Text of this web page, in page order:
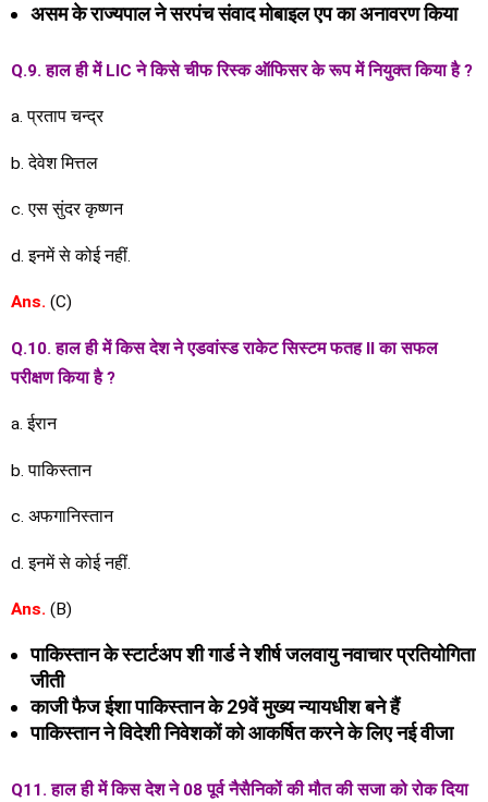
असम के राज्यपाल ने सरपंच संवाद मोबाइल एप का अनावरण किया
Q.9. हाल ही में LIC ने किसे चीफ रिस्क ऑफिसर के रूप में नियुक्त किया है ?
a. प्रताप चन्द्र
b. देवेश मित्तल
c. एस सुंदर कृष्णन
d. इनमें से कोई नहीं.
Ans. (C)
Q.10. हाल ही में किस देश ने एडवांस्ड राकेट सिस्टम फतह II का सफल
परीक्षण किया है ?
a. ईरान
b. पाकिस्तान
c. अफगानिस्तान
d. इनमें से कोई नहीं.
Ans. (B)
पाकिस्तान के स्टार्टअप शी गार्ड ने शीर्ष जलवायु नवाचार प्रतियोगिता
जीती
काजी फैज ईशा पाकिस्तान के 29वें मुख्य न्यायधीश बने हैं
पाकिस्तान ने विदेशी निवेशकों को आकर्षित करने के लिए नई वीजा
Q11. हाल ही में किस देश ने 08 पूर्व नैसैनिकों की मौत की सजा को रोक दिया